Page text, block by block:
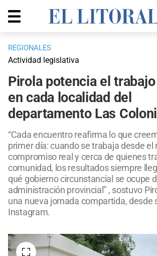
REGIONALES
Actividad legislativa
Pirola potencia el
en cada localidad del
departamento Las
“Cada encuentro reafirma lo que
primer día: cuando se trabaja desde el
compromiso real y cerca de quienes
comunidad, los resultados siempre
qué gobierno circunstancial se ocupe
administración provincial” , sostuvo
una nueva jornada compartida, desde
Instagram.